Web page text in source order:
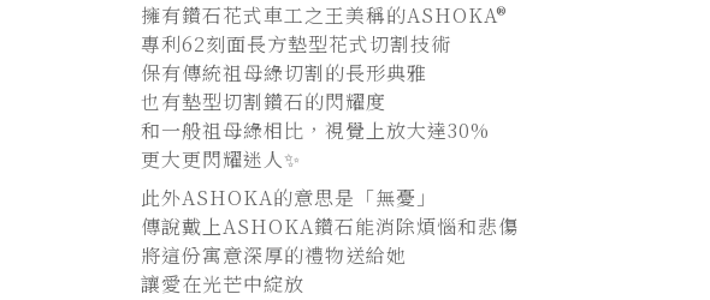
擁有鑽石花式車工之王美稱的ASHOKA®
專利62刻面長方墊型花式切割技術
保有傳統祖母綠切割的長形典雅
也有墊型切割鑽石的閃耀度
和一般祖母綠相比，視覺上放大達30%
更大更閃耀迷人✨
此外ASHOKA的意思是「無憂」
傳說戴上ASHOKA鑽石能消除煩惱和悲傷
將這份寓意深厚的禮物送給她
讓愛在光芒中綻放